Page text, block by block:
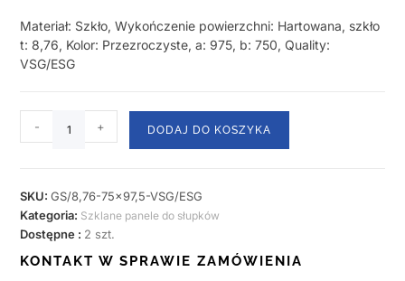
Materiał: Szkło, Wykończenie powierzchni: Hartowana, szkło
t: 8,76, Kolor: Przezroczyste, a: 975, b: 750, Quality:
VSG/ESG
- + DODAJ DO KOSZYKA
SKU:GS/8,76-75x97,5-VSG/ESG
Kategoria: Szklane panele do słupków
Dostępne : 2 szt.
KONTAKT W SPRAWIE ZAMÓWIENIA